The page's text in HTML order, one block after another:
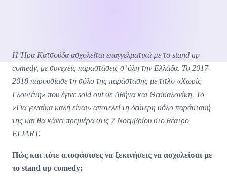
Η Ήρα Κατσούδα ασχολείται επαγγελματικά µε το stand up
comedy, με συνεχείς παραστάσεις σ’ όλη την Ελλάδα. Το 2017-
2018 παρουσίασε τη σόλο της παράστασης με τίτλο «Χωρίς
Γλουτένη» που έγινε sold out σε Αθήνα και Θεσσαλονίκη. Το
«Για γυναίκα καλή είναι» αποτελεί τη δεύτερη σόλο παράστασή
της και θα κάνει πρεμιέρα στις 7 Νοεμβρίου στο θέατρο
ELIART.
Πώς και πότε αποφάσισες να ξεκινήσεις να ασχολείσαι με
το stand up comedy;